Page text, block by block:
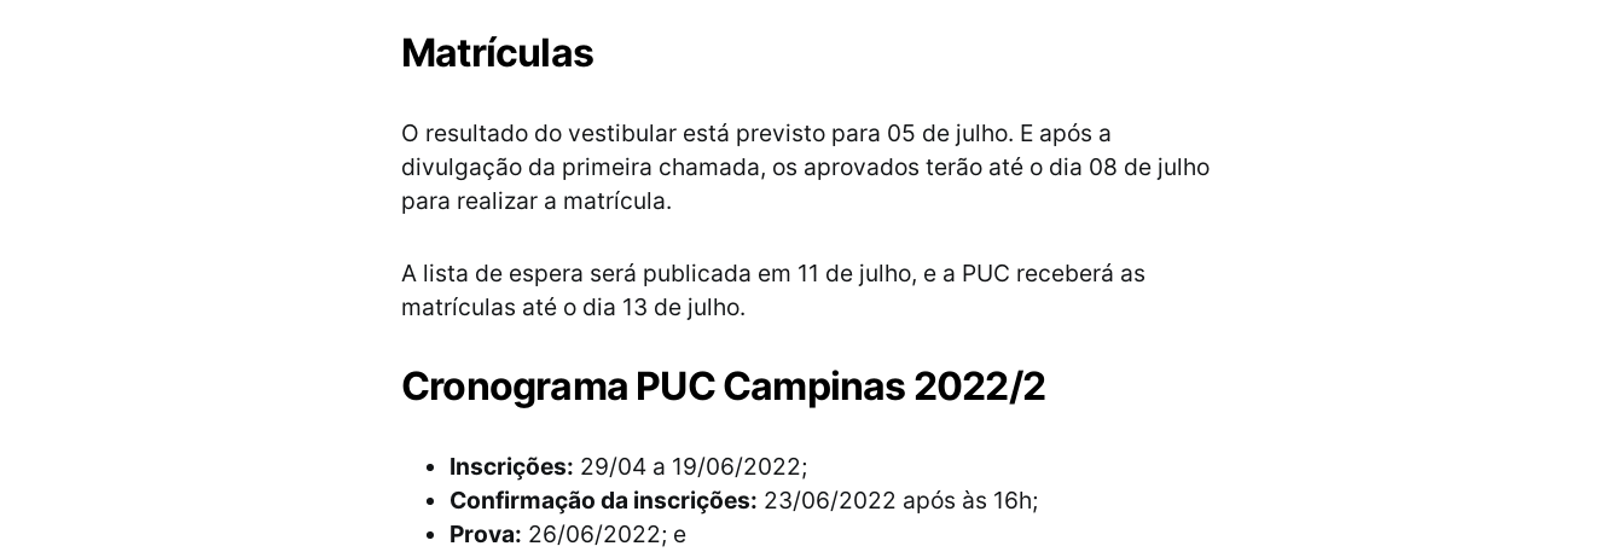
Matrículas
O resultado do vestibular está previsto para 05 de julho. E após a
divulgação da primeira chamada, os aprovados terão até o dia 08 de julho
para realizar a matrícula.
A lista de espera será publicada em 11 de julho, e a PUC receberá as
matrículas até o dia 13 de julho.
Cronograma PUC Campinas 2022/2
Inscrições: 29/04 a 19/06/2022;
Confirmação da inscrições: 23/06/2022 após às 16h;
Prova: 26/06/2022; e